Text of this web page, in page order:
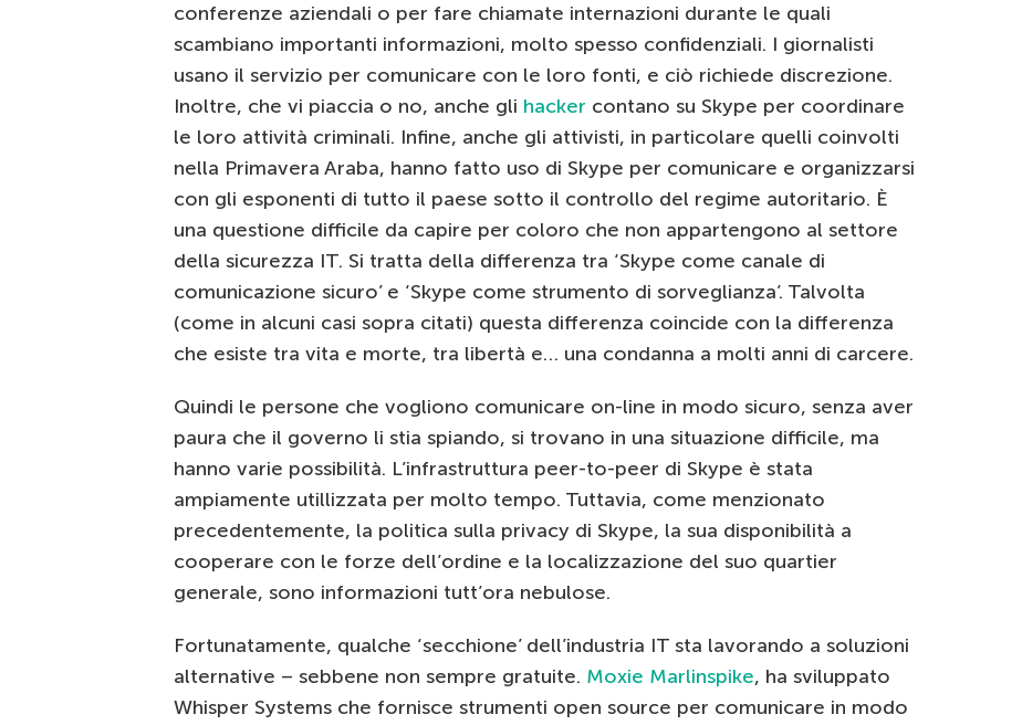
conferenze aziendali o per fare chiamate internazioni durante le quali
scambiano importanti informazioni, molto spesso confidenziali. I giornalisti
usano il servizio per comunicare con le loro fonti, e ciò richiede discrezione.
Inoltre, che vi piaccia o no, anche gli hacker contano su Skype per coordinare
le loro attività criminali. Infine, anche gli attivisti, in particolare quelli coinvolti
nella Primavera Araba, hanno fatto uso di Skype per comunicare e organizzarsi
con gli esponenti di tutto il paese sotto il controllo del regime autoritario. È
una questione difficile da capire per coloro che non appartengono al settore
della sicurezza IT. Si tratta della differenza tra ‘Skype come canale di
comunicazione sicuro’ e ‘Skype come strumento di sorveglianza’. Talvolta
(come in alcuni casi sopra citati) questa differenza coincide con la differenza
che esiste tra vita e morte, tra libertà e… una condanna a molti anni di carcere.
Quindi le persone che vogliono comunicare on-line in modo sicuro, senza aver
paura che il governo li stia spiando, si trovano in una situazione difficile, ma
hanno varie possibilità. L’infrastruttura peer-to-peer di Skype è stata
ampiamente utillizzata per molto tempo. Tuttavia, come menzionato
precedentemente, la politica sulla privacy di Skype, la sua disponibilità a
cooperare con le forze dell’ordine e la localizzazione del suo quartier
generale, sono informazioni tutt’ora nebulose.
Fortunatamente, qualche ‘secchione’ dell’industria IT sta lavorando a soluzioni
alternative – sebbene non sempre gratuite. Moxie Marlinspike, ha sviluppato
Whisper Systems che fornisce strumenti open source per comunicare in modo